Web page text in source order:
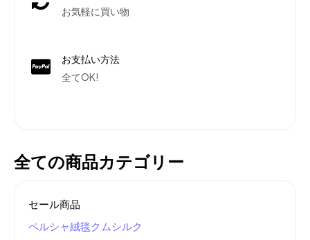
お気軽に買い物
お支払い方法
全てOK!
全ての商品カテゴリー
セール商品
ペルシャ絨毯クムシルク